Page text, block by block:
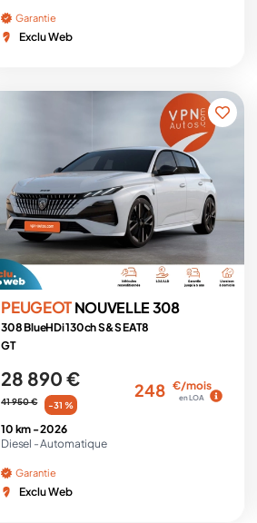
Garantie
Exclu Web
PEUGEOTNOUVELLE 308
308 BlueHDi 130ch S&S EAT8
GT
28 890 €
41 950 € -31 %
248 €/mois
en LOA
10 km -2026
Diesel -Automatique
Garantie
Exclu Web